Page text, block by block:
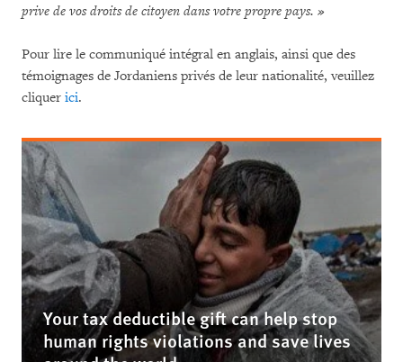
prive de vos droits de citoyen dans votre propre pays. »
Pour lire le communiqué intégral en anglais, ainsi que des
témoignages de Jordaniens privés de leur nationalité, veuillez
cliquer ici.
Your tax deductible gift can help stop
human rights violations and save lives